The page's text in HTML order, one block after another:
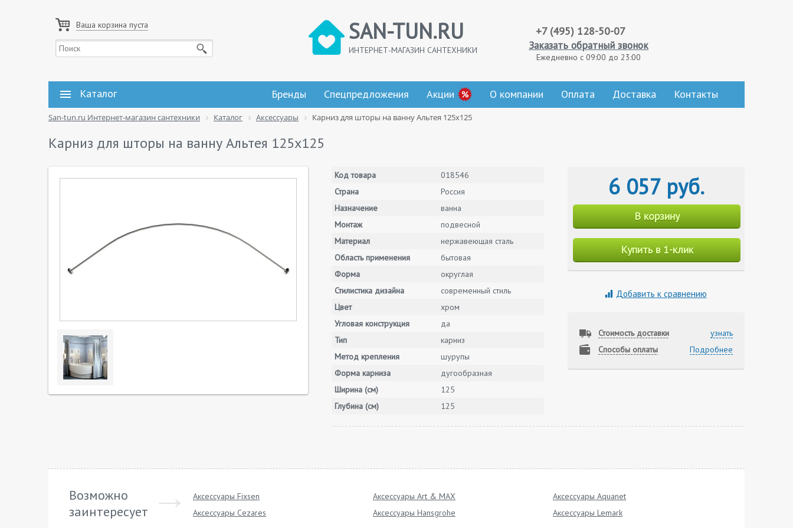
Ваша корзина пуста SAN-TUN.RU
ИНТЕРНЕТ-МАГАЗИН САНТЕХНИКИ
+7 (495) 128-50-07
Заказать обратный звонок
Ежедневно с 09:00 до 23:00
Каталог Бренды Спецпредложения Акции О компании Оплата Доставка Контакты
San-tun.ru Интернет-магазин сантехники Каталог Аксессуары Карниз для шторы на ванну Альтея 125х125
Карниз для шторы на ванну Альтея 125х125
Код товара
018546
Страна
Россия
Назначение
ванна
Монтаж
подвесной
Материал
нержавеющая сталь
Область применения
бытовая
Форма
округлая
Стилистика дизайна
современный стиль
Цвет
хром
Угловая конструкция
да
Тип
карниз
Метод крепления
шурупы
Форма карниза
дугообразная
Ширина (см)
125
Глубина (см)
125
6 057 руб.
В корзину
Купить в 1-клик
Добавить к сравнению
Стоимость доставки
узнать
Способы оплаты
Подробнее
Возможно
заинтересует
Аксессуары Fixsen Аксессуары Art & MAX
Аксессуары Aquanet
Аксессуары Cezares
Аксессуары Hansgrohe Аксессуары Lemark